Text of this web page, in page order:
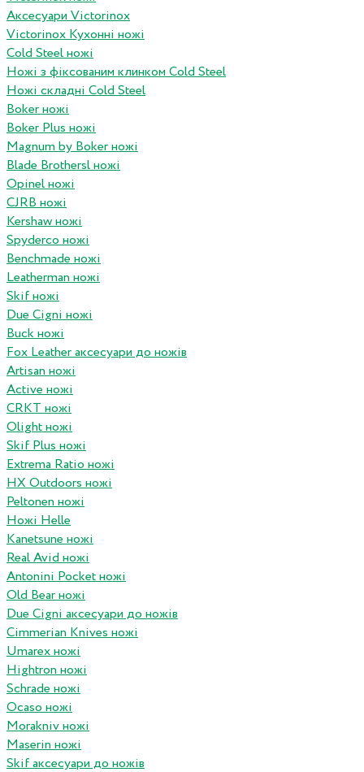
Аксесуари Victorinox
Victorinox Кухонні ножі
Cold Steel ножі
Ножі з фіксованим клинком Cold Steel
Ножі складні Cold Steel
Boker ножі
Boker Plus ножі
Magnum by Boker ножі
Blade Brothersl ножі
Opinel ножі
CJRB ножі
Kershaw ножі
Spyderco ножі
Benchmade ножі
Leatherman ножі
Skif ножі
Due Cigni ножі
Buck ножі
Fox Leather аксесуари до ножів
Artisan ножі
Active ножі
CRKT ножі
Olight ножі
Skif Plus ножі
Extrema Ratio ножі
HX Outdoors ножі
Peltonen ножі
Ножі Helle
Kanetsune ножі
Real Avid ножі
Antonini Pocket ножі
Old Bear ножі
Due Cigni аксесуари до ножів
Cimmerian Knives ножі
Umarex ножі
Hightron ножі
Schrade ножі
Ocaso ножі
Morakniv ножі
Maserin ножі
Skif аксесуари до ножів